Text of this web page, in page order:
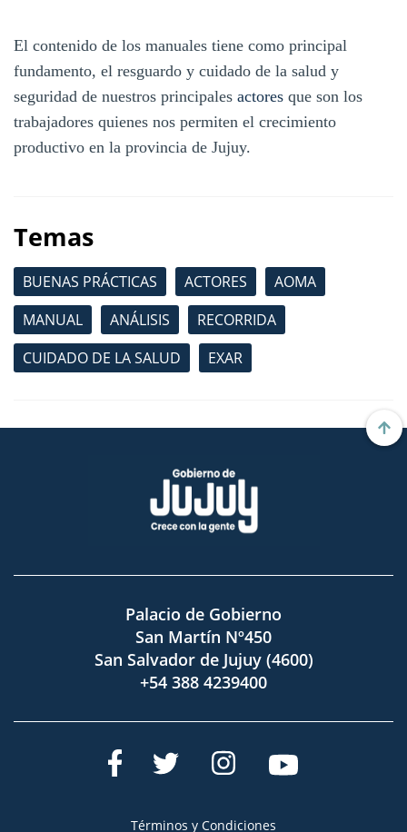
El contenido de los manuales tiene como principal
fundamento, el resguardo y cuidado de la salud y
seguridad de nuestros principales actores que son los
trabajadores quienes nos permiten el crecimiento
productivo en la provincia de Jujuy.
Temas
BUENAS PRÁCTICAS ACTORES
AOMA
MANUAL
ANÁLISIS
RECORRIDA
CUIDADO DE LA SALUD
EXAR
Palacio de Gobierno
San Martín Nº450
San Salvador de Jujuy (4600)
+54 388 4239400
Términos y Condiciones